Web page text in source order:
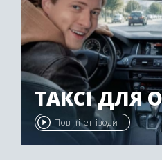
ТАКСІ ДЛЯ
Повні епізоди